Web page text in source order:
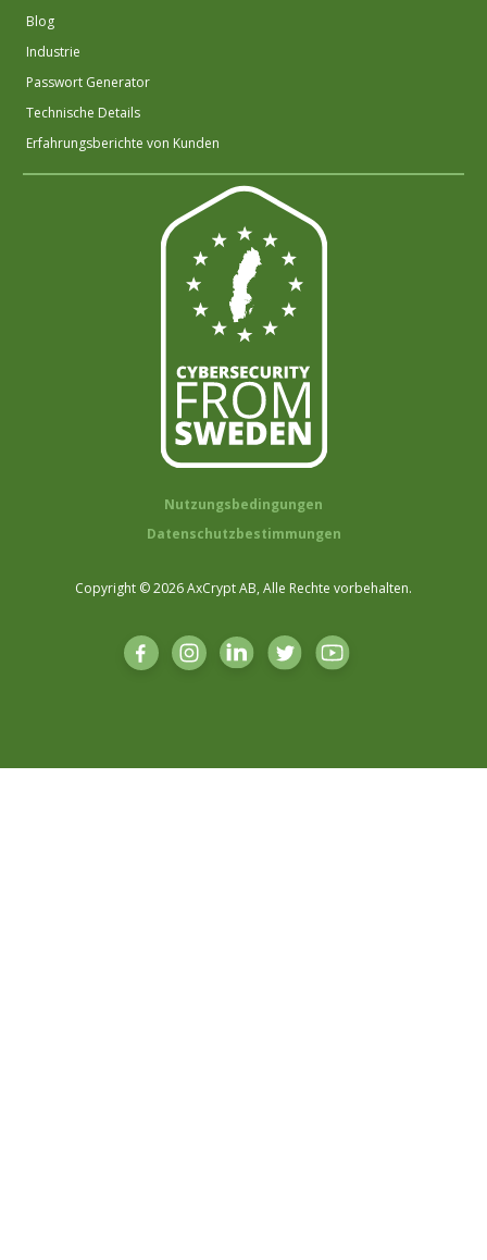
Blog
Industrie
Passwort Generator
Technische Details
Erfahrungsberichte von Kunden
Nutzungsbedingungen
Datenschutzbestimmungen
Copyright © 2026 AxCrypt AB, Alle Rechte vorbehalten.